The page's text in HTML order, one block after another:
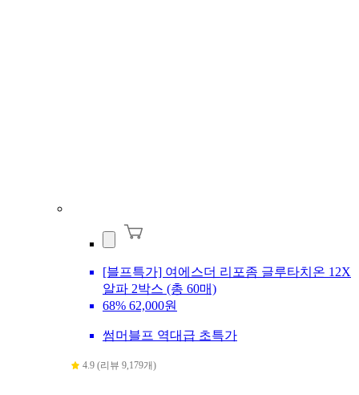
[블프특가] 여에스더 리포좀 글루타치온 12X
알파 2박스 (총 60매)
68% 62,000원
썸머블프 역대급 초특가
4.9 (리뷰 9,179개)